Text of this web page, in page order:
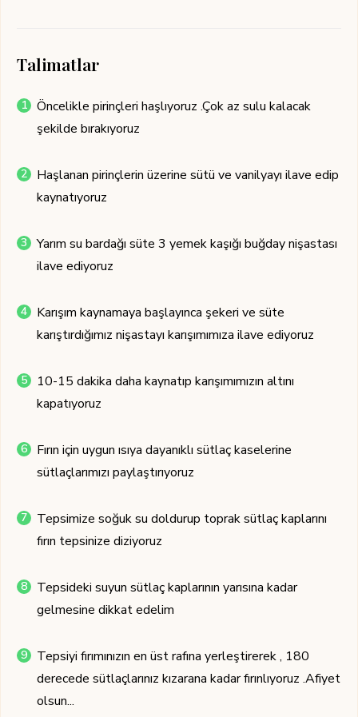
Talimatlar
Öncelikle pirinçleri haşlıyoruz .Çok az sulu kalacak
şekilde bırakıyoruz
Haşlanan pirinçlerin üzerine sütü ve vanilyayı ilave edip
kaynatıyoruz
Yarım su bardağı süte 3 yemek kaşığı buğday nişastası
ilave ediyoruz
Karışım kaynamaya başlayınca şekeri ve süte
karıştırdığımız nişastayı karışımımıza ilave ediyoruz
10-15 dakika daha kaynatıp karışımımızın altını
kapatıyoruz
Fırın için uygun ısıya dayanıklı sütlaç kaselerine
sütlaçlarımızı paylaştırıyoruz
Tepsimize soğuk su doldurup toprak sütlaç kaplarını
fırın tepsinize diziyoruz
Tepsideki suyun sütlaç kaplarının yarısına kadar
gelmesine dikkat edelim
Tepsiyi fırımınızın en üst rafına yerleştirerek , 180
derecede sütlaçlarınız kızarana kadar fırınlıyoruz .Afiyet
olsun...